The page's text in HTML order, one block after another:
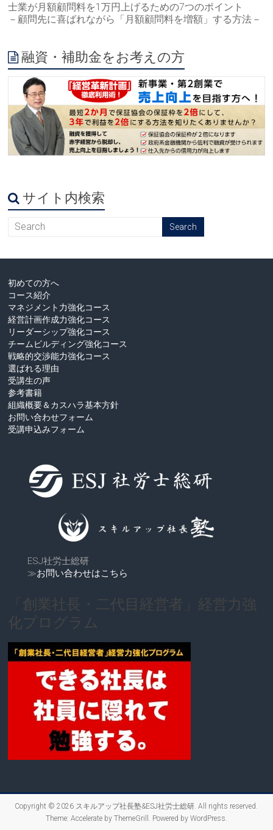
士業が月額顧問料を1万円上げるための7つのポイント
－顧問先に喜ばれながら「月額顧問料を増額」する方法－
融資・補助金をお考えの方
サイト内検索
初めての方へ
コース紹介
マネジメント力強化コース
経営計画作成力強化コース
リーダーシップ強化コース
チームビルディング強化コース
戦略的交渉能力強化コース
選ばれる理由
受講生の声
参考書籍
組織概要＆カスハラ基本方針
お問い合わせフォーム
受講申込みフォーム
ESJ社労士総研
≫お問い合わせはこちら
「創業社長・二代目経営者」経営力強
化プログラム
Copyright © 2026 スキルアップ社長塾&ESJ社労士総研. All rights reserved.
Theme: Accelerateby ThemeGrill. Powered by WordPress.